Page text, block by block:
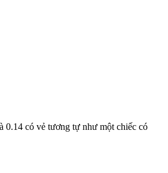
0.14 có vẻ tương tự như một chiếc có